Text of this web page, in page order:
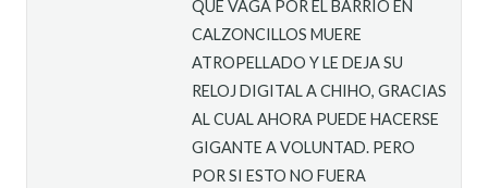
QUE VAGA POR EL BARRIO EN
CALZONCILLOS MUERE
ATROPELLADO Y LE DEJA SU
RELOJ DIGITAL A CHIHO, GRACIAS
AL CUAL AHORA PUEDE HACERSE
GIGANTE A VOLUNTAD. PERO
POR SI ESTO NO FUERA